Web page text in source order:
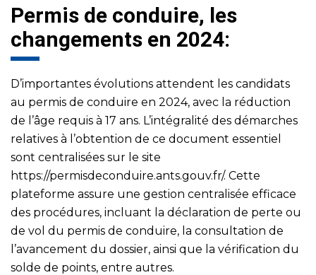
Permis de conduire, les
changements en 2024:
D’importantes évolutions attendent les candidats
au permis de conduire en 2024, avec la réduction
de l’âge requis à 17 ans. L’intégralité des démarches
relatives à l’obtention de ce document essentiel
sont centralisées sur le site
https://permisdeconduire.ants.gouv.fr/. Cette
plateforme assure une gestion centralisée efficace
des procédures, incluant la déclaration de perte ou
de vol du permis de conduire, la consultation de
l’avancement du dossier, ainsi que la vérification du
solde de points, entre autres.